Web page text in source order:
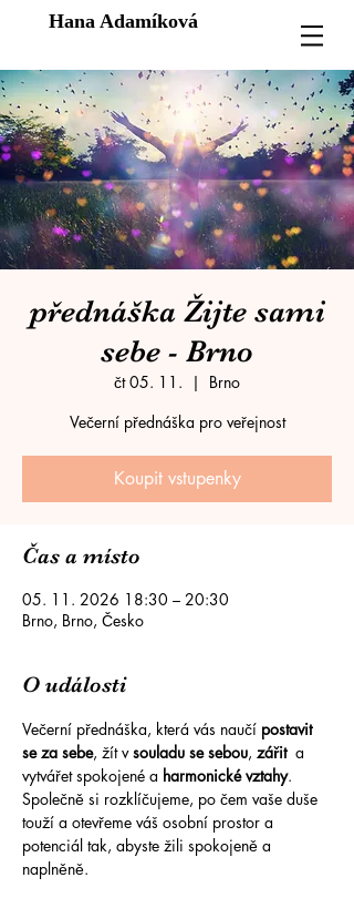
Hana Adamíková
přednáška Žijte sami
sebe - Brno
čt 05. 11.
  |
Brno
Večerní přednáška pro veřejnost
Koupit vstupenky
Čas a místo
05. 11. 2026 18:30 – 20:30
Brno, Brno, Česko
O události
Večerní přednáška, která vás naučí postavit
se za sebe, žít v souladu se sebou, zářit
  a
vytvářet spokojené a harmonické vztahy.
Společně si rozklíčujeme, po čem vaše duše
touží a otevřeme váš osobní prostor a
potenciál tak, abyste žili spokojeně a
naplněně.